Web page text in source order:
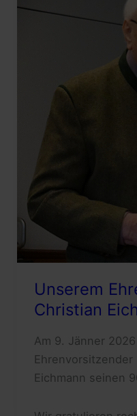
Elbetal
Unserem
Christian
Am 9. Jänner
Ehrenvorsitzender
Eichmann seinen